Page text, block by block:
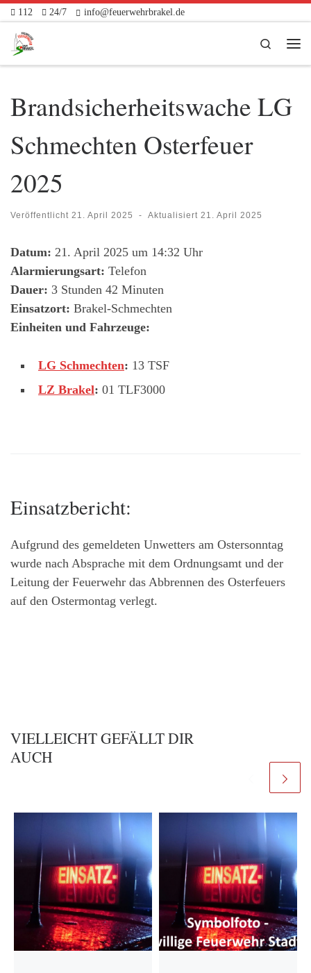
Zum Inhalt springen
112 24/7 info@feuerwehrbrakel.de
Search
Brandsicherheitswache LG
Schmechten Osterfeuer
2025
Veröffentlicht 21. April 2025 - Aktualisiert 21. April 2025
Datum: 21. April 2025 um 14:32 Uhr
Alarmierungsart: Telefon
Dauer: 3 Stunden 42 Minuten
Einsatzort: Brakel-Schmechten
Einheiten und Fahrzeuge:
LG Schmechten: 13 TSF
LZ Brakel: 01 TLF3000
Einsatzbericht:
Aufgrund des gemeldeten Unwetters am Ostersonntag
wurde nach Absprache mit dem Ordnungsamt und der
Leitung der Feuerwehr das Abbrennen des Osterfeuers
auf den Ostermontag verlegt.
VIELLEICHT GEFÄLLT DIR
AUCH